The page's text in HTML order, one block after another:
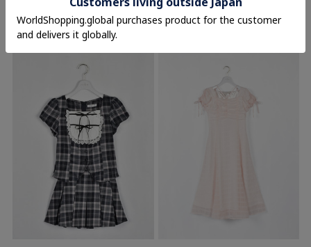
12,800円(税込)
4,130円 (税込)
5,900円(税込) 30%OFF